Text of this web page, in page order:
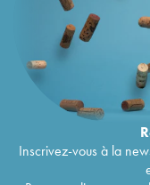
Inscrivez-vous à la